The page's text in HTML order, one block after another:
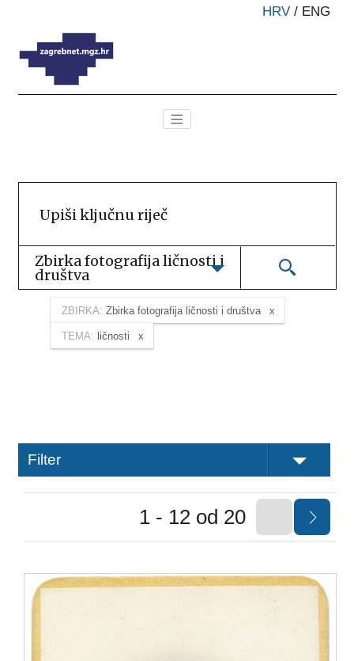
HRV / ENG
Zbirka fotografija ličnosti i
društva
ZBIRKA: Zbirka fotografija ličnosti i društva
TEMA: ličnosti
Filter
1 - 12 od 20